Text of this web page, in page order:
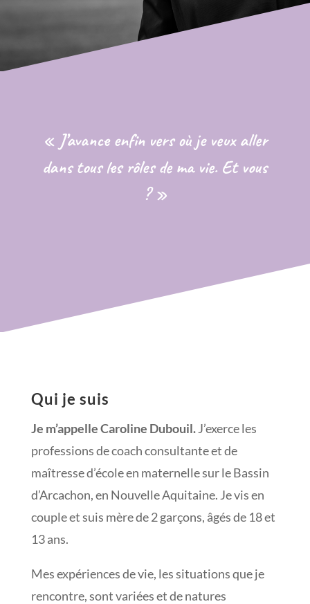
« J’avance enfin vers où je veux aller
dans tous les rôles de ma vie. Et vous
? »
Qui je suis
Je m’appelle Caroline Dubouil.J’exerce les
professions de coach consultante et de
maîtresse d’école en maternelle sur le Bassin
d’Arcachon, en Nouvelle Aquitaine. Je vis en
couple et suis mère de 2 garçons, âgés de 18 et
13 ans.
Mes expériences de vie, les situations que je
rencontre, sont variées et de natures